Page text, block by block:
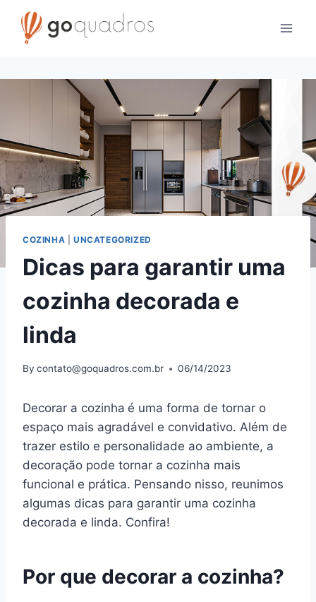
content
COZINHA UNCATEGORIZED
Dicas para garantir uma
cozinha decorada e
linda
By contato@goquadros.com.br 06/14/2023
Decorar a cozinha é uma forma de tornar o
espaço mais agradável e convidativo. Além de
trazer estilo e personalidade ao ambiente, a
decoração pode tornar a cozinha mais
funcional e prática. Pensando nisso, reunimos
algumas dicas para garantir uma cozinha
decorada e linda. Confira!
Por que decorar a cozinha?